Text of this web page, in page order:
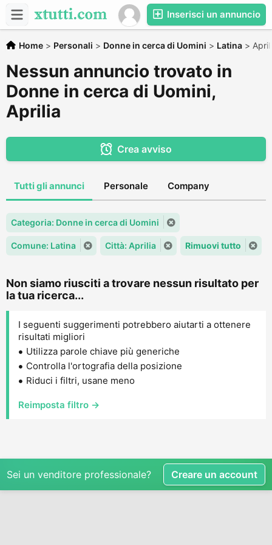
Inserisci un annuncio
Home > Personali > Donne in cerca di Uomini > Latina >
Nessun annuncio trovato in
Donne in cerca di Uomini,
Aprilia
Crea avviso
Tutti gli annunci Personale Company
Categoria: Donne in cerca di Uomini
Comune: Latina Città: Aprilia Rimuovi tutto
Non siamo riusciti a trovare nessun risultato per
la tua ricerca...
I seguenti suggerimenti potrebbero aiutarti a ottenere
risultati migliori
Utilizza parole chiave più generiche
Controlla l'ortografia della posizione
Riduci i filtri, usane meno
Reimposta filtro →
Sei un venditore professionale? Creare un account